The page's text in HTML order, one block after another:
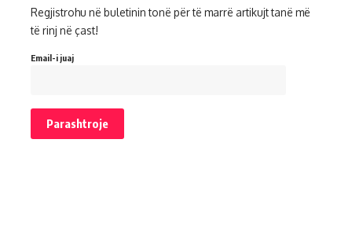
Regjistrohu në buletinin tonë për të marrë artikujt tanë më
të rinj në çast!
Email-i juaj